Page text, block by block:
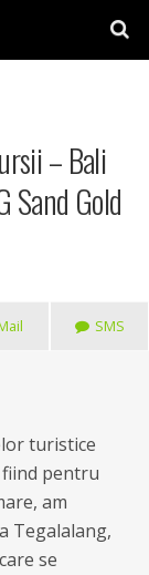
– Bali
Sand Gold
SMS
turistice
fiind pentru
am
Tegalalang,
se